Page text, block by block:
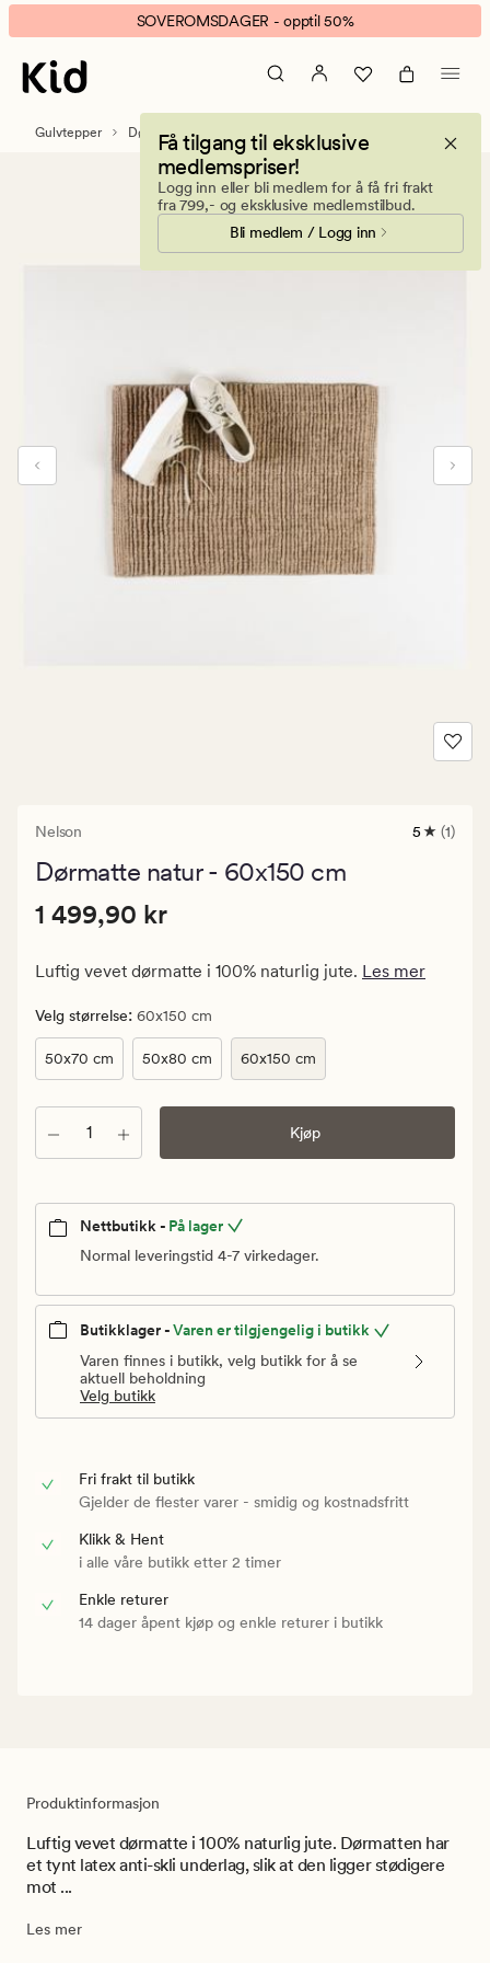
Nelson
dørmatte
natur
banner.
Klikk
ESCAPE
SOVEROMSDAGER - opptil 50%
Få tilgang til eksklusive
medlemspriser!
Logg inn eller bli medlem for å få fri frakt
fra 799,- og eksklusive medlemstilbud.
Bli medlem / Logg inn
Gulvtepper Dørmatter
Nelson
1
5 (1)
Dørmatte natur - 60x150 cm
Pris
499,90
Vanlig
pris
Pris 1 499,90 kr
1 499,90 kr
Luftig vevet dørmatte i 100% naturlig jute. Les mer
Velg størrelse: 60x150 cm
50x70 cm 50x80 cm 60x150 cm
Antall Kjøp
Nettbutikk - På lager
Normal leveringstid 4-7 virkedager.
Butikklager -Varen er tilgjengelig i butikk
Varen finnes i butikk, velg butikk for å se
aktuell beholdning
Velg butikk
Fri frakt til butikk
Gjelder de flester varer - smidig og kostnadsfritt
Klikk & Hent
i alle våre butikk etter 2 timer
Enkle returer
14 dager åpent kjøp og enkle returer i butikk
Produktinformasjon
Luftig vevet dørmatte i 100% naturlig jute. Dørmatten har
et tynt latex anti-skli underlag, slik at den ligger stødigere
mot ...
Les mer